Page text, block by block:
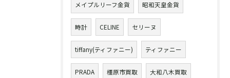
メイプルリーフ金貨 昭和天皇金貨
時計 CELINE セリーヌ
tiffany(ティファニー) ティファニー
PRADA 橿原市買取 大和八木買取